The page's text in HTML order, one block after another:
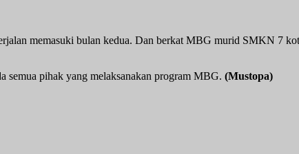
memasuki bulan kedua. Dan berkat MBG murid SMKN 7
semua pihak yang melaksanakan program MBG. (Mustopa)